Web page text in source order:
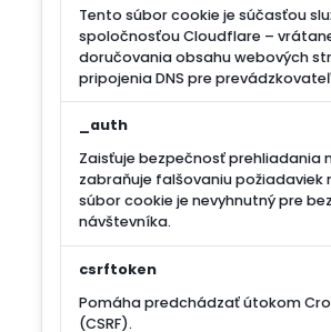
Tento súbor cookie je súčasťou
spoločnosťou Cloudflare –
doručovania obsahu webových
pripojenia DNS pre
_auth
Zaisťuje bezpečnosť prehliadania
zabraňuje falšovaniu požiadaviek
súbor cookie je nevyhnutný pre
návštevníka.
csrftoken
Pomáha predchádzať útokom
(CSRF).